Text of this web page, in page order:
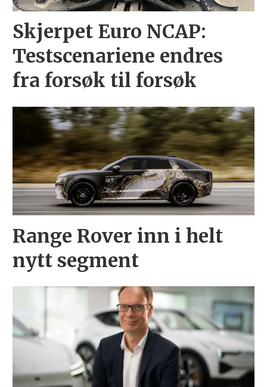
Skjerpet Euro NCAP:
Testscenariene endres
fra forsøk til forsøk
Range Rover inn i helt
nytt segment